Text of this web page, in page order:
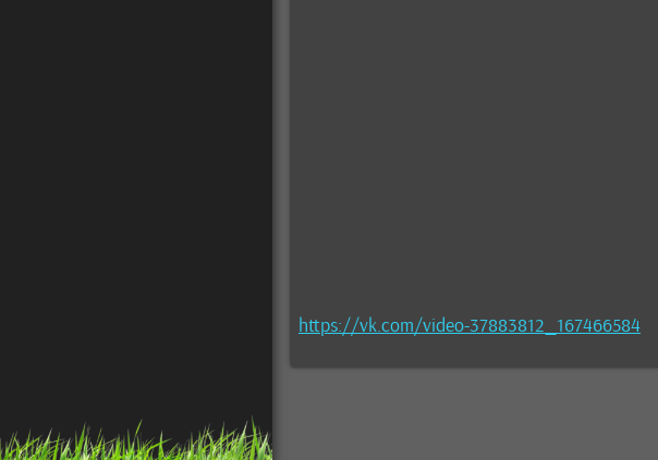
https://vk.com/video-37883812_167466584